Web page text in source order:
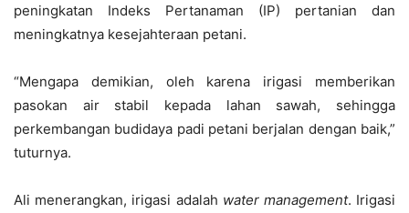
peningkatan Indeks Pertanaman (IP) pertanian dan
meningkatnya kesejahteraan petani.
“Mengapa demikian, oleh karena irigasi memberikan
pasokan air stabil kepada lahan sawah, sehingga
perkembangan budidaya padi petani berjalan dengan baik,”
tuturnya.
Ali menerangkan, irigasi adalah water management. Irigasi